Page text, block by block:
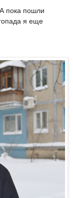
пока пошли
я еще